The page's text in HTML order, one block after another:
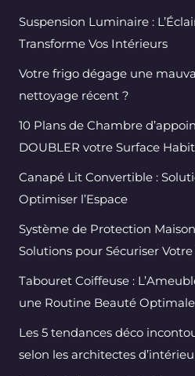
Suspension Luminaire :
Transforme Vos Intérieurs
Votre frigo dégage une
nettoyage récent ?
10 Plans de Chambre
DOUBLER votre Surface
Canapé Lit Convertible :
Optimiser l’Espace
Système de Protection
Solutions pour Sécuriser
Tabouret Coiffeuse :
une Routine Beauté Optimale
Les 5 tendances déco
selon les architectes